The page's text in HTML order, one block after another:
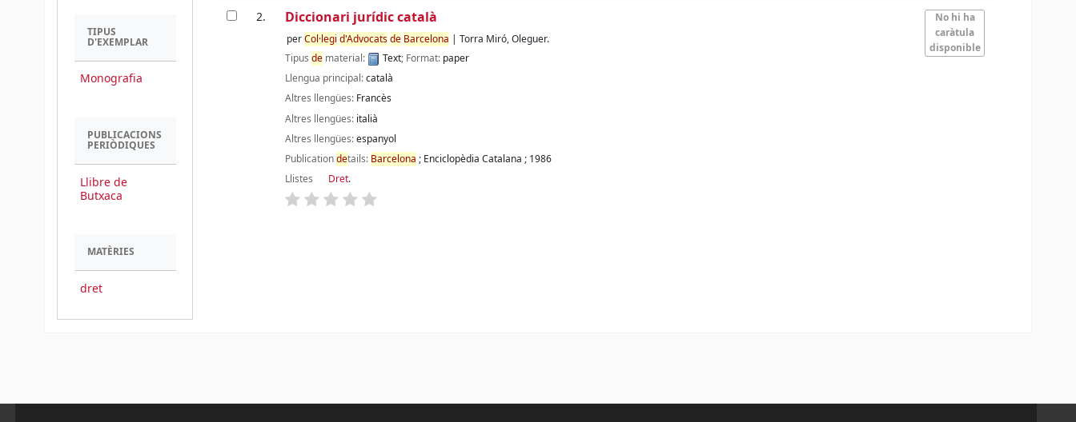
TIPUS
D'EXEMPLAR
Monografia
PUBLICACIONS
PERIÒDIQUES
Llibre de
Butxaca
MATÈRIES
dret
2.
No hi ha
caràtula
disponible
Diccionari jurídic català
perCol·legi d'Advocatsde Barcelona |Torra Miró, Oleguer.
Tipusde material: Text; Format: paper
Llengua principal:català
Altres llengües: Francès
Altres llengües: italià
Altres llengües:espanyol
Publicationdetails: Barcelona ; Enciclopèdia Catalana ; 1986
Llistes
Dret.